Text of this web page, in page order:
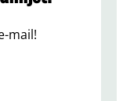
mail!